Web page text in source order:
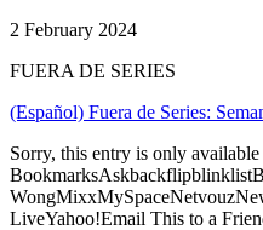
2 February 2024
FUERA DE SERIES
(Español) Fuera de Series:
Sorry, this entry is only
LiveYahoo!Email This to a